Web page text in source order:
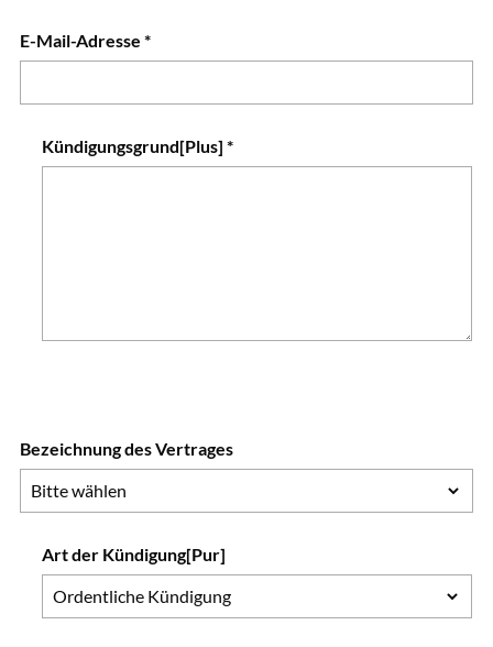
E-Mail-Adresse *
Kündigungsgrund[Plus] *
Bezeichnung des Vertrages
Art der Kündigung[Pur]